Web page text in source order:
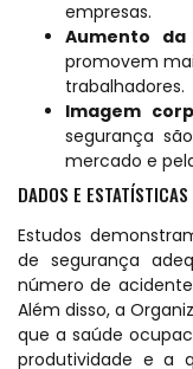
empresas.
Aumento da
promovem
trabalhadores.
Imagem
segurança
mercado e
DADOS E
Estudos
de segurança
número de
Além disso, a
que a saúde
produtividade e a